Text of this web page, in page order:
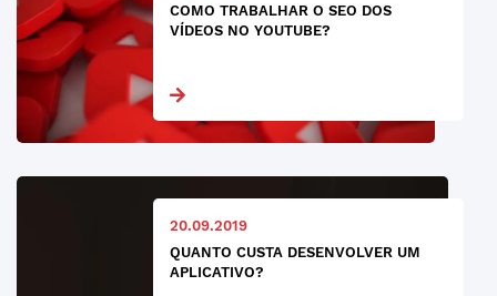
COMO TRABALHAR O SEO DOS
VÍDEOS NO YOUTUBE?
20.09.2019
QUANTO CUSTA DESENVOLVER UM
APLICATIVO?